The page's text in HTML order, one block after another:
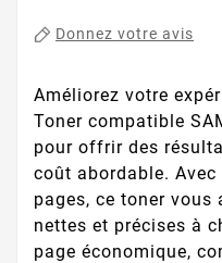
Donnez votre avis
Améliorez votre
Toner compatible
pour offrir des
coût abordable.
pages, ce toner vous
nettes et précises à
page économique,